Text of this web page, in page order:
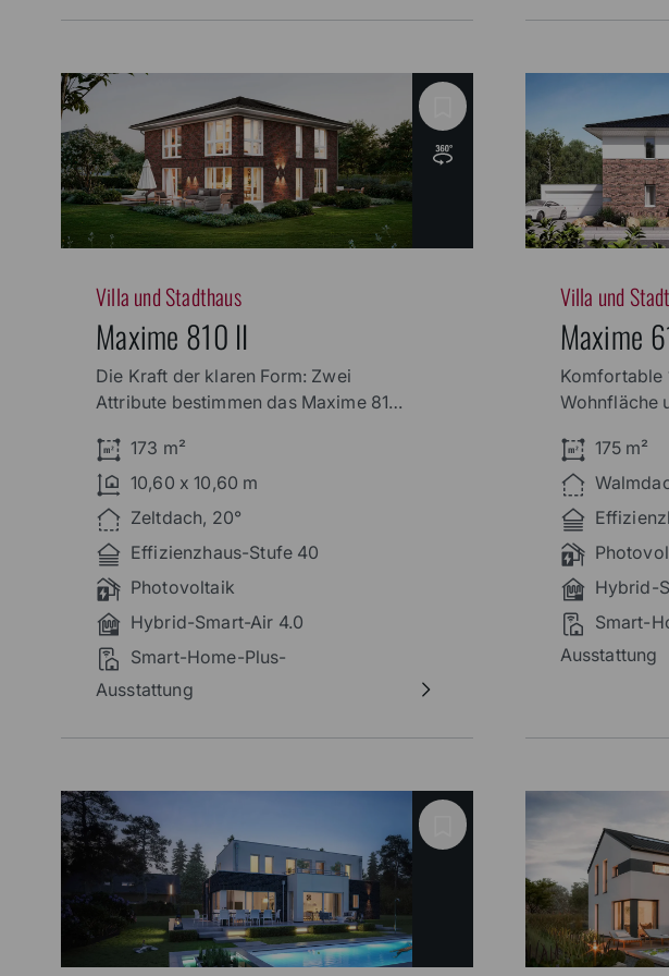
Villa und Stadthaus
Maxime 810 II
Die Kraft der klaren Form: Zwei
Attribute bestimmen das Maxime 810
Eingangsbereich, ein zentrales Entree
sowie die Lage der Treppe prägen die
Grundrissidee dieser besonderen
Stadtvilla.
173 m²
10,60 x 10,60 m
Zeltdach, 20°
Effizienzhaus-Stufe 40
Photovoltaik
Hybrid-Smart-Air 4.0
Smart-Home-Plus-
Ausstattung
Villa und
Maxime
Komfortable
Wohnfläche
175 m²
Hybrid-
Smart-
Ausstattung